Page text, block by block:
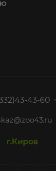
43-60
г.Киров